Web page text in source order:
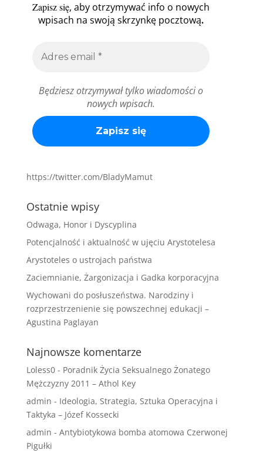
Zapisz się, aby otrzymywać info o nowych
wpisach na swoją skrzynkę pocztową.
Będziesz otrzymywał tylko wiadomości o
nowych wpisach.
https://twitter.com/BladyMamut
Ostatnie wpisy
Odwaga, Honor i Dyscyplina
Potencjalność i aktualność w ujęciu Arystotelesa
Arystoteles o ustrojach państwa
Zaciemnianie, Żargonizacja i Gadka korporacyjna
Wychowani do posłuszeństwa. Narodziny i
rozprzestrzenienie się powszechnej edukacji –
Agustina Paglayan
Najnowsze komentarze
Loless0- Poradnik Życia Seksualnego Żonatego
Mężczyzny 2011 – Athol Key
admin - Ideologia, Strategia, Sztuka Operacyjna i
Taktyka – Józef Kossecki
admin - Antybiotykowa bomba atomowa Czerwonej
Pigułki